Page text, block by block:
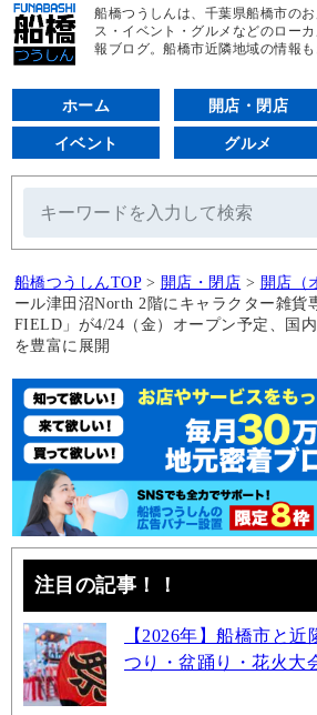
船橋つうしんは、千葉県船橋市の
ス・イベント・グルメなどのロー
報ブログ。船橋市近隣地域の情報も
ホーム 開店・閉店
イベント グルメ
船橋つうしんTOP > 開店・閉店 > 開店（
ール津田沼North 2階にキャラクター雑貨
FIELD」が4/24（金）オープン予定、国
を豊富に展開
注目の記事！！
【2026年】船橋市と
つり・盆踊り・花火大